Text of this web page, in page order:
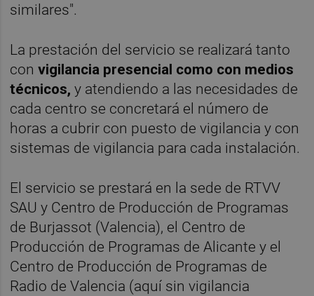
similares".
La prestación del servicio se realizará tanto
convigilancia presencial como con medios
técnicos, y atendiendo a las necesidades de
cada centro se concretará el número de
horas a cubrir con puesto de vigilancia y con
sistemas de vigilancia para cada instalación.
El servicio se prestará en la sede de RTVV
SAU y Centro de Producción de Programas
de Burjassot (Valencia), el Centro de
Producción de Programas de Alicante y el
Centro de Producción de Programas de
Radio de Valencia (aquí sin vigilancia